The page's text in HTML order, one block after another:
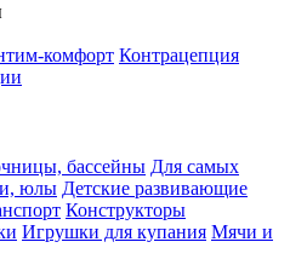
комфорт Контрацепция
бассейны Для самых
юлы Детские развивающие
Конструкторы
Игрушки для купания Мячи и